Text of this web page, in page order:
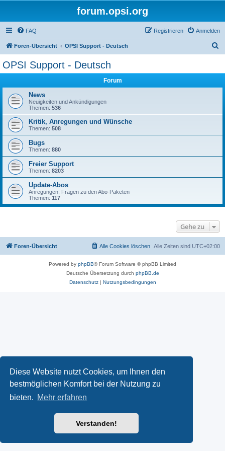
Diese Website nutzt Cookies, um Ihnen den
bestmöglichen Komfort bei der Nutzung zu
bieten. Mehr erfahren
Verstanden!
forum.opsi.org
FAQ Anmelden
Registrieren
Foren-Übersicht OPSI Support - Deutsch
OPSI Support - Deutsch
Forum
News
Neuigkeiten und Ankündigungen
Themen: 536
Kritik, Anregungen und Wünsche
Themen: 508
Bugs
Themen: 880
Freier Support
Themen: 8203
Update-Abos
Anregungen, Fragen zu den Abo-Paketen
Themen: 117
Gehe zu
Foren-Übersicht Alle Zeiten sind UTC+02:00
Alle Cookies löschen
Powered by phpBB® Forum Software © phpBB Limited
Deutsche Übersetzung durch phpBB.de
Datenschutz| Nutzungsbedingungen